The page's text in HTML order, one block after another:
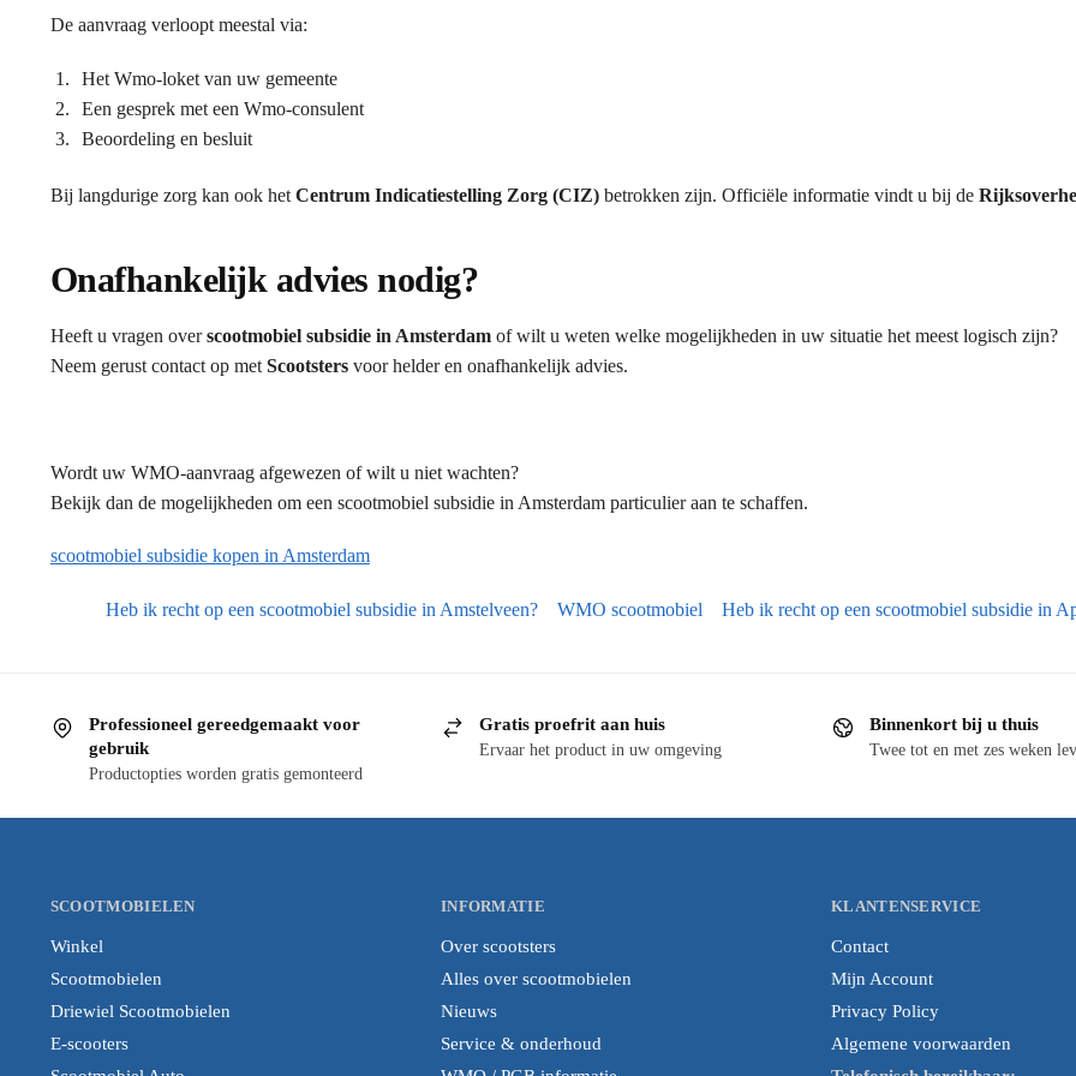
De aanvraag verloopt meestal via:
Het Wmo-loket van uw gemeente
Een gesprek met een Wmo-consulent
Beoordeling en besluit
Bij langdurige zorg kan ook het Centrum Indicatiestelling Zorg (CIZ)betrokken zijn. Officiële informatie vindt u bij de
Onafhankelijk advies nodig?
Heeft u vragen overscootmobiel subsidie in Amsterdamof wilt u weten welke mogelijkheden in uw situatie het meest logisch zijn?
Neem gerust contact op met Scootstersvoor helder en onafhankelijk advies.
Wordt uw WMO-aanvraag afgewezen of wilt u niet wachten?
Bekijk dan de mogelijkheden om een scootmobiel subsidie in Amsterdam particulier aan te schaffen.
scootmobiel subsidie kopen in Amsterdam
Heb ik recht op een scootmobiel subsidie in Amstelveen? WMO scootmobiel Heb ik recht op een scootmobiel subsidie in
Professioneel gereedgemaakt voor
gebruik
Productopties worden gratis gemonteerd
Gratis proefrit aan huis
Ervaar het product in uw omgeving
Binnenkort bij u thuis
Twee tot en met zes weken
SCOOTMOBIELEN
Winkel
Scootmobielen
Driewiel Scootmobielen
E-scooters
INFORMATIE
Over scootsters
Alles over scootmobielen
Nieuws
Service & onderhoud
KLANTENSERVICE
Contact
Mijn Account
Privacy Policy
Algemene voorwaarden